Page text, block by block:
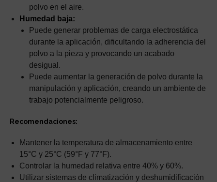
polvo en el aire.
Humedad baja:
Puede generar problemas de carga electrostática
durante la aplicación, dificultando la adherencia del
polvo a la pieza y provocando un acabado
desigual.
Puede aumentar la generación de polvo durante la
manipulación y aplicación, creando un ambiente de
trabajo potencialmente peligroso.
Recomendaciones:
Mantener la temperatura de almacenamiento entre
15°C y 25°C (59°F y 77°F).
Controlar la humedad relativa entre 40% y 60%.
Utilizar sistemas de climatización y deshumidificación